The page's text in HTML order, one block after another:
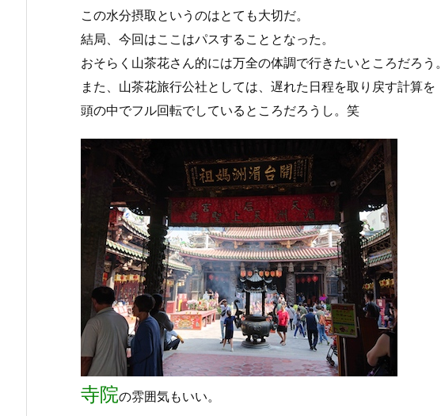
この水分摂取というのはとても大切だ。
結局、今回はここはパスすることとなった。
おそらく山茶花さん的には万全の体調で行きたいところだろう。
また、山茶花旅行公社としては、遅れた日程を取り戻す計算を
頭の中でフル回転でしているところだろうし。笑
寺院の雰囲気もいい。